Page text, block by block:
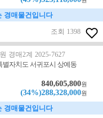
경매물건입니다
조회 1398
경매2계 2025-7627
별자치도 서귀포시 상예동
840,605,800원
(34%)288,328,000원
경매물건입니다